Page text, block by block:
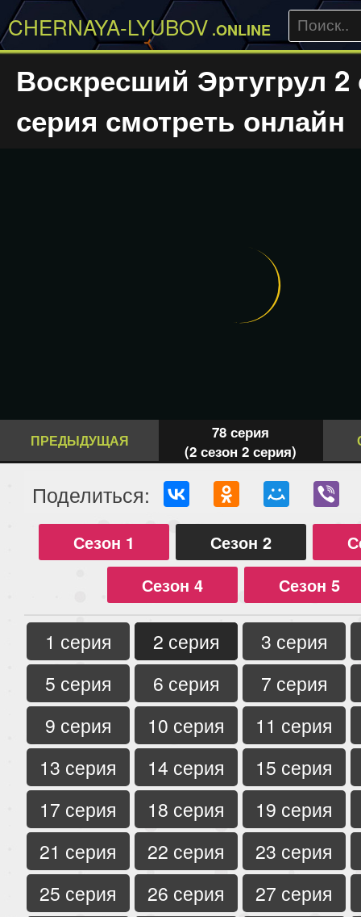
CHERNAYA-LYUBOV .ONLINE
Воскресший Эртугрул 2
серия смотреть онлайн
ПРЕДЫДУЩАЯ
78 серия
(2 сезон 2 серия)
Поделиться:
Сезон 1 Сезон 2
Сезон 4
Сезон 5
1 серия 2 серия
3 серия
5 серия
6 серия
7 серия
9 серия
10 серия
11 серия
13 серия
14 серия
15 серия
17 серия
18 серия
19 серия
21 серия
22 серия
23 серия
25 серия
26 серия
27 серия